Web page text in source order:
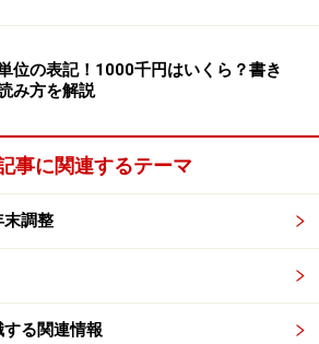
ったら。
する、という働き方を続けていれ
、傷病手当金も出ません。
で森さんからの電話を受けたのは12
とスペインにいたとしたら、ハケン
つもりはありませんが
うですが(笑)、どんなスキルも働く
位の表記！1000千円はいくら？書き
み方を解説
事に関連するテーマ
末調整
る関連情報